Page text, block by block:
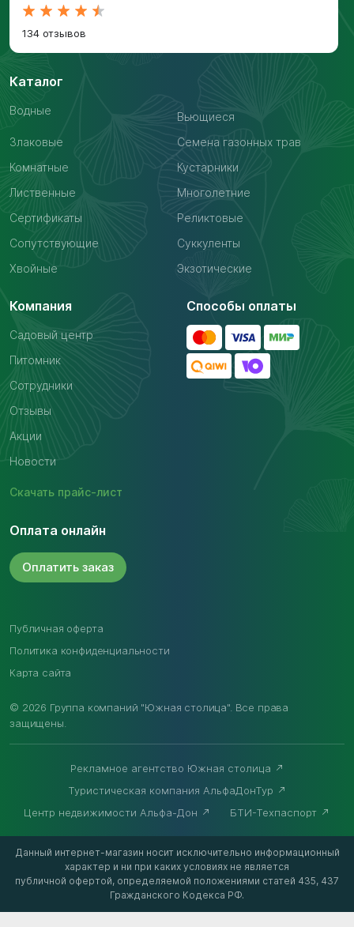
134 отзывов
Каталог
Водные
Вьющиеся
Злаковые
Семена газонных трав
Комнатные
Кустарники
Лиственные
Многолетние
Сертификаты
Реликтовые
Сопутствующие
Суккуленты
Хвойные
Экзотические
Компания
Садовый центр
Питомник
Сотрудники
Отзывы
Акции
Новости
Скачать прайс-лист
Способы оплаты
Оплата онлайн
Оплатить заказ
© 2026 Группа компаний "Южная столица". Все права
защищены.
Публичная оферта
Политика конфиденциальности
Карта сайта
Рекламное агентство Южная столица
Туристическая компания АльфаДонТур
Центр недвижимости Альфа-Дон
БТИ-Техпаспорт
Данный интернет-магазин носит исключительно информационный
характер и ни при каких условиях не является
публичной офертой, определяемой положениями статей 435, 437
Гражданского Кодекса РФ.